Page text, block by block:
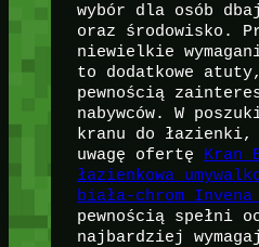
wybór dla osób
oraz środowisko.
niewielkie
to dodatkowe
pewnością
nabywców. W
kranu do łazienki,
uwagę ofertę
Kran
łazienkowa
biała-chrom Invena
pewnością spełni
najbardziej